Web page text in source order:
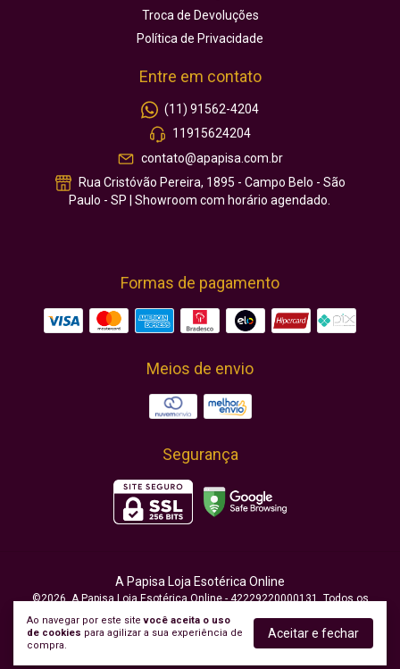
Ao navegar por este sitevocê aceita o uso
de cookies para agilizar a sua experiência de
compra.
Aceitar e fechar
Troca de Devoluções
Política de Privacidade
Entre em contato
(11) 91562-4204
11915624204
contato@apapisa.com.br
Rua Cristóvão Pereira, 1895 - Campo Belo - São
Paulo - SP | Showroom com horário agendado.
Formas de pagamento
Meios de envio
Segurança
A Papisa Loja Esotérica Online
©2026. A Papisa Loja Esotérica Online - 42229220000131. Todos os